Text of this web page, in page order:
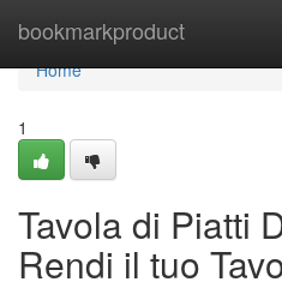
bookmarkproduct
Home
Home
1
Tavola di Piatti
Rendi il tuo